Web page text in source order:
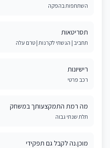
השתתפות בהפקה
תסריטאות
תחביב | הגשתי לקרנות | טרם עלה
רישיונות
רכב פרטי
מה רמת התמקצעותך במשחק
תלת שנתי גבוה
מוכן.נה לקבל גם תפקידי